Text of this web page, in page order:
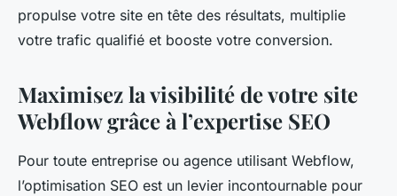
propulse votre site en tête des résultats, multiplie
votre trafic qualifié et booste votre conversion.
Maximisez la visibilité de votre site
Webflow grâce à l’expertise SEO
Pour toute entreprise ou agence utilisant Webflow,
l’optimisation SEO est un levier incontournable pour